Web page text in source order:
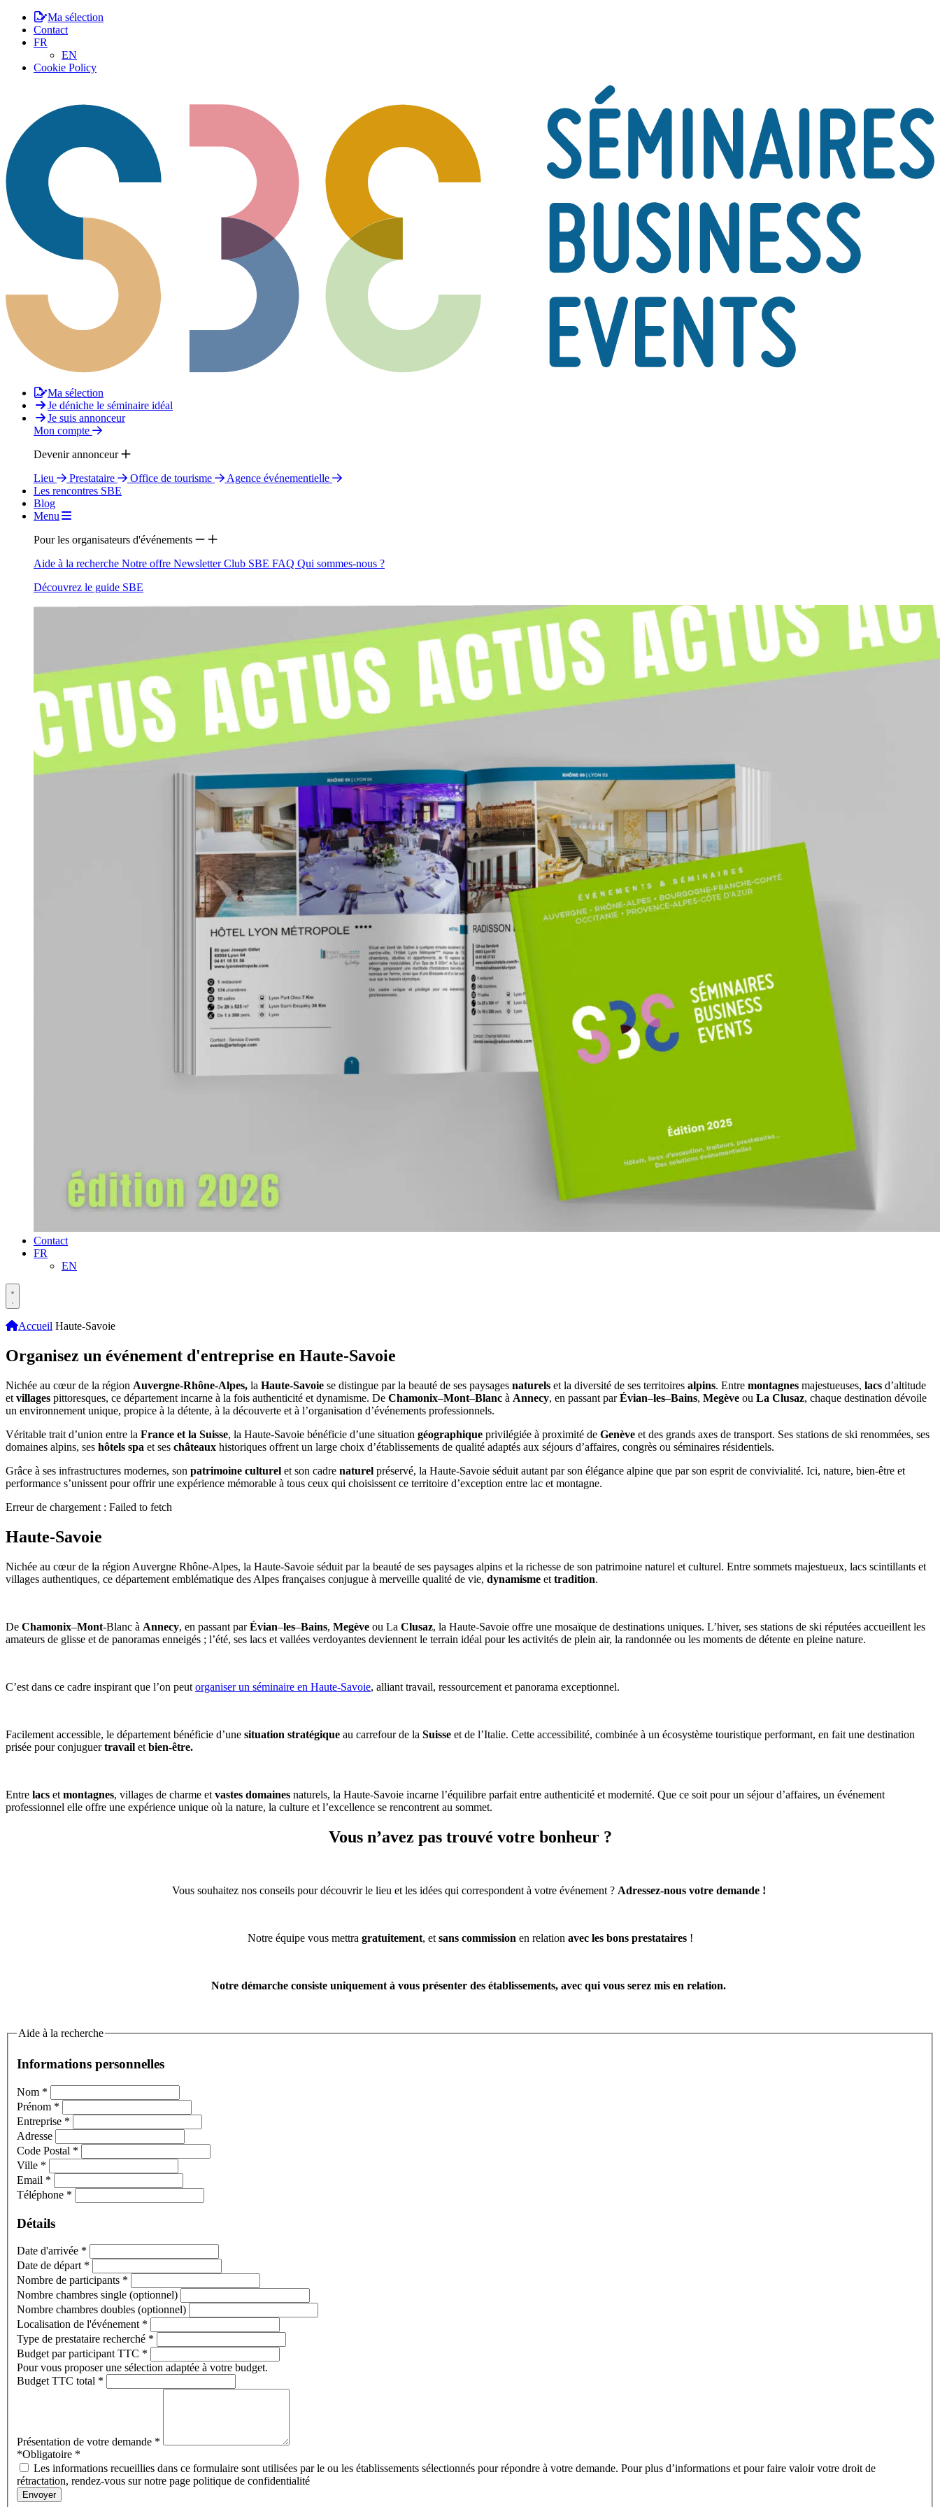
Ma sélection
Contact
FR
EN
Cookie Policy
Ma sélection
Je déniche le séminaire idéal
Je suis annonceur
Mon compte
Devenir annonceur
Lieu
Prestataire Office de tourisme
Agence événementielle
Les rencontres SBE
Blog
Menu
Pour les organisateurs d'événements
Aide à la recherche Notre offre NewsletterClub SBE FAQ Qui sommes-nous ?
Découvrez le guide SBE
Contact
FR
EN
Accueil Haute-Savoie
Organisez un événement d'entreprise en Haute-Savoie
Nichée au cœur de la région Auvergne-Rhône-Alpes, la Haute-Savoie se distingue par la beauté de ses paysages naturels et la diversité de ses territoires alpins. Entre montagnes majestueuses, lacs d’altitude
et villages pittoresques, ce département incarne à la fois authenticité et dynamisme. De Chamonix–Mont–Blanc à Annecy, en passant parÉvian–les–Bains, Megève ou La Clusaz, chaque destination dévoile
un environnement unique, propice à la détente, à la découverte et à l’organisation d’événements professionnels.
Véritable trait d’union entre la France et la Suisse, la Haute-Savoie bénéficie d’une situation géographique privilégiée à proximité de Genève et des grands axes de transport. Ses stations de ski renommées, ses
domaines alpins, ses hôtels spa et ses châteaux historiques offrent un large choix d’établissements de qualité adaptés aux séjours d’affaires, congrès ou séminaires résidentiels.
Grâce à ses infrastructures modernes, son patrimoine culturel et son cadre naturel préservé, la Haute-Savoie séduit autant par son élégance alpine que par son esprit de convivialité. Ici, nature, bien-être et
performance s’unissent pour offrir une expérience mémorable à tous ceux qui choisissent ce territoire d’exception entre lac et montagne.
Erreur de chargement : Failed to fetch
Haute-Savoie
Nichée au cœur de la région Auvergne Rhône-Alpes, la Haute-Savoie séduit par la beauté de ses paysages alpins et la richesse de son patrimoine naturel et culturel. Entre sommets majestueux, lacs scintillants et
villages authentiques, ce département emblématique des Alpes françaises conjugue à merveille qualité de vie, dynamisme et tradition.
De Chamonix–Mont-Blanc à Annecy, en passant parÉvian–les–Bains, Megève ou La Clusaz, la Haute-Savoie offre une mosaïque de destinations uniques. L’hiver, ses stations de ski réputées accueillent les
amateurs de glisse et de panoramas enneigés ; l’été, ses lacs et vallées verdoyantes deviennent le terrain idéal pour les activités de plein air, la randonnée ou les moments de détente en pleine nature.
C’est dans ce cadre inspirant que l’on peut organiser un séminaire en Haute-Savoie, alliant travail, ressourcement et panorama exceptionnel.
Facilement accessible, le département bénéficie d’une situation stratégique au carrefour de la Suisse et de l’Italie. Cette accessibilité, combinée à un écosystème touristique performant, en fait une destination
prisée pour conjuguertravail et bien-être.
Entre lacs et montagnes, villages de charme et vastes domaines naturels, la Haute-Savoie incarne l’équilibre parfait entre authenticité et modernité. Que ce soit pour un séjour d’affaires, un événement
professionnel elle offre une expérience unique où la nature, la culture et l’excellence se rencontrent au sommet.
Vous n’avez pas trouvé votre bonheur ?
Vous souhaitez nos conseils pour découvrir le lieu et les idées qui correspondent à votre événement ? Adressez-nous votre demande !
Notre équipe vous mettra gratuitement, et sans commission en relation avec les bons prestataires !
Notre démarche consiste uniquement à vous présenter des établissements, avec qui vous serez mis en relation.
Aide à la recherche
Informations personnelles
Nom *
Prénom *
Entreprise *
Adresse
Code Postal *
Ville *
Email *
Téléphone *
Détails
Date d'arrivée *
Date de départ *
Nombre de participants *
Nombre chambres single (optionnel)
Nombre chambres doubles (optionnel)
Localisation de l'événement *
Type de prestataire recherché *
Budget par participant TTC *
Pour vous proposer une sélection adaptée à votre budget.
Budget TTC total *
Présentation de votre demande *
*Obligatoire *
Les informations recueillies dans ce formulaire sont utilisées par le ou les établissements sélectionnés pour répondre à votre demande. Pour plus d’informations et pour faire valoir votre droit de
rétractation, rendez-vous sur notre page politique de confidentialité
Envoyer